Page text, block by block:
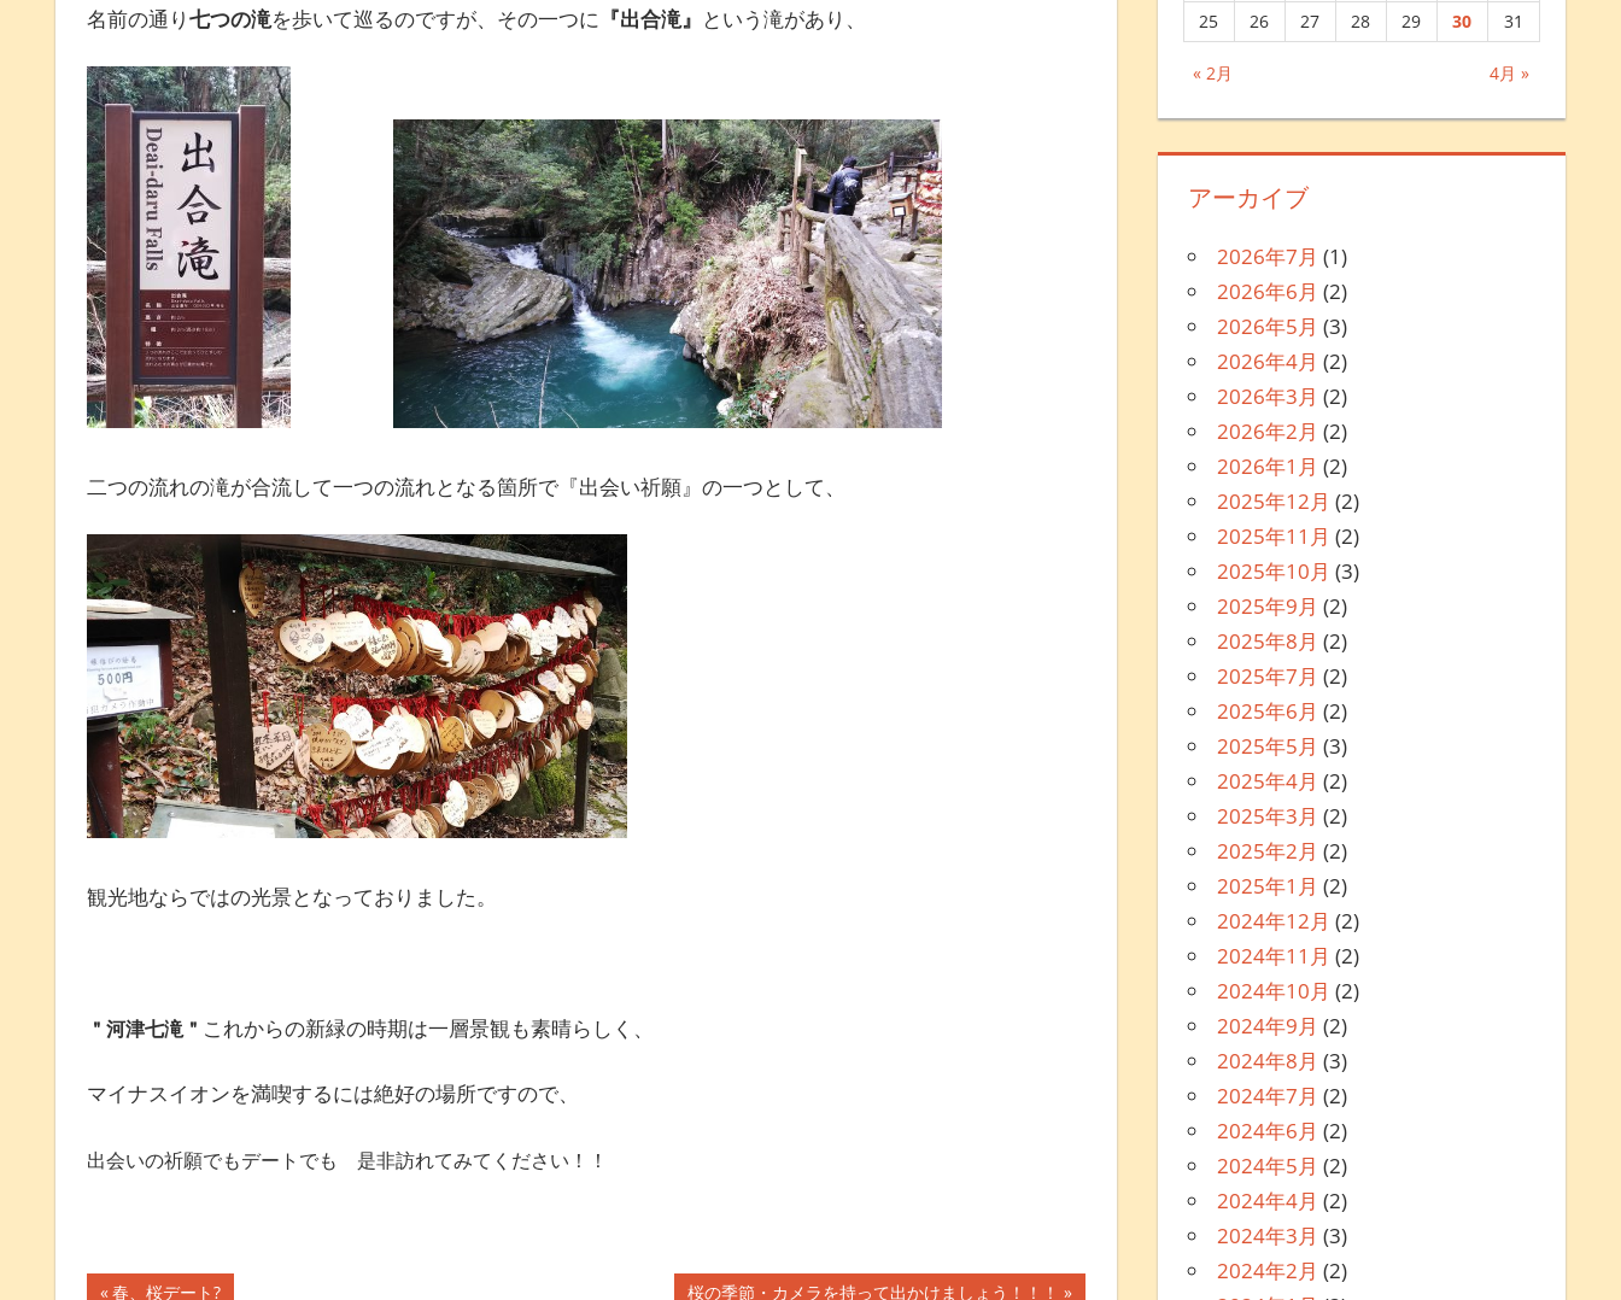
名前の通り七つの滝を歩いて巡るのですが、その一つに 『出合滝』 という滝があり、
二つの流れの滝が合流して一つの流れとなる箇所で『出会い祈願』の一つとして、
観光地ならではの光景となっておりました。
＂河津七滝＂ これからの新緑の時期は一層景観も素晴らしく、
マイナスイオンを満喫するには絶好の場所ですので、
出会いの祈願でもデートでも 是非訪れてみてください！！
前
春、桜デート?
次
桜の季節・カメラを持って出かけましょう！！！
« 2月 4月 »
25
26 27 28 29 30 31
アーカイブ
2026年7月 (1)
2026年6月 (2)
2026年5月 (3)
2026年4月 (2)
2026年3月 (2)
2026年2月 (2)
2026年1月 (2)
2025年12月 (2)
2025年11月 (2)
2025年10月 (3)
2025年9月 (2)
2025年8月 (2)
2025年7月 (2)
2025年6月 (2)
2025年5月 (3)
2025年4月 (2)
2025年3月 (2)
2025年2月 (2)
2025年1月 (2)
2024年12月 (2)
2024年11月 (2)
2024年10月 (2)
2024年9月 (2)
2024年8月 (3)
2024年7月 (2)
2024年6月 (2)
2024年5月 (2)
2024年4月 (2)
2024年3月 (3)
2024年2月 (2)